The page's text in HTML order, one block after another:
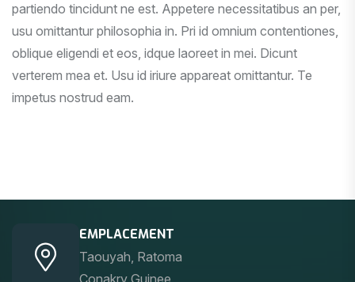
partiendo tincidunt ne est. Appetere necessitatibus an per,
usu omittantur philosophia in. Pri id omnium contentiones,
oblique eligendi et eos, idque laoreet in mei. Dicunt
verterem mea et. Usu id iriure appareat omittantur. Te
impetus nostrud eam.
EMPLACEMENT
Taouyah, Ratoma
Conakry Guinee